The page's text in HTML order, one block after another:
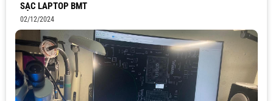
SẠC LAPTOP BMT
02/12/2024